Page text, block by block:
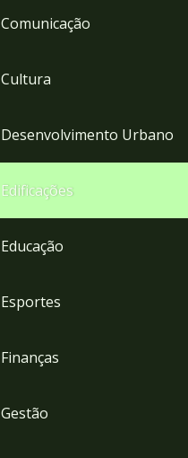
Comunicação
Cultura
Desenvolvimento Urbano
Edificações
Educação
Esportes
Finanças
Gestão